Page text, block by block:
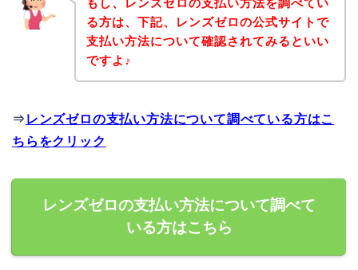
もし、レンズゼロの支払い方法を調べてい
る方は、下記、レンズゼロの公式サイトで
支払い方法について確認されてみるといい
ですよ♪
⇒ レンズゼロの支払い方法について調べている方はこ
ちらをクリック
レンズゼロの支払い方法について調べて
いる方はこちら